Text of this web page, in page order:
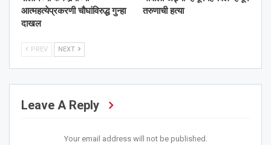
आत्महत्येप्रकरणी चौघांविरुद्ध गुन्हा
दाखल
तरुणाची हत्या
PREV NEXT
Leave A Reply
Your email address will not be published.